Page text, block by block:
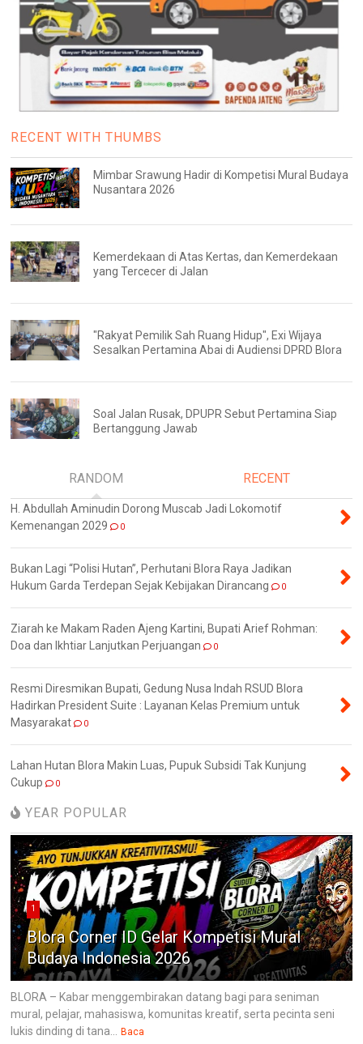
RECENT WITH THUMBS
Mimbar Srawung Hadir di Kompetisi Mural Budaya
Nusantara 2026
Kemerdekaan di Atas Kertas, dan Kemerdekaan
yang Tercecer di Jalan
"Rakyat Pemilik Sah Ruang Hidup", Exi Wijaya
Sesalkan Pertamina Abai di Audiensi DPRD Blora
Soal Jalan Rusak, DPUPR Sebut Pertamina Siap
Bertanggung Jawab
RANDOM RECENT
H. Abdullah Aminudin Dorong Muscab Jadi Lokomotif
Kemenangan 2029
0
Bukan Lagi “Polisi Hutan”, Perhutani Blora Raya Jadikan
Hukum Garda Terdepan Sejak Kebijakan Dirancang
0
Ziarah ke Makam Raden Ajeng Kartini, Bupati Arief Rohman:
Doa dan Ikhtiar Lanjutkan Perjuangan
0
Resmi Diresmikan Bupati, Gedung Nusa Indah RSUD Blora
Hadirkan President Suite : Layanan Kelas Premium untuk
Masyarakat
0
Lahan Hutan Blora Makin Luas, Pupuk Subsidi Tak Kunjung
Cukup
0
YEAR POPULAR
1
Blora Corner ID Gelar Kompetisi Mural
Budaya Indonesia 2026
BLORA – Kabar menggembirakan datang bagi para seniman
mural, pelajar, mahasiswa, komunitas kreatif, serta pecinta seni
lukis dinding di tana...
Baca